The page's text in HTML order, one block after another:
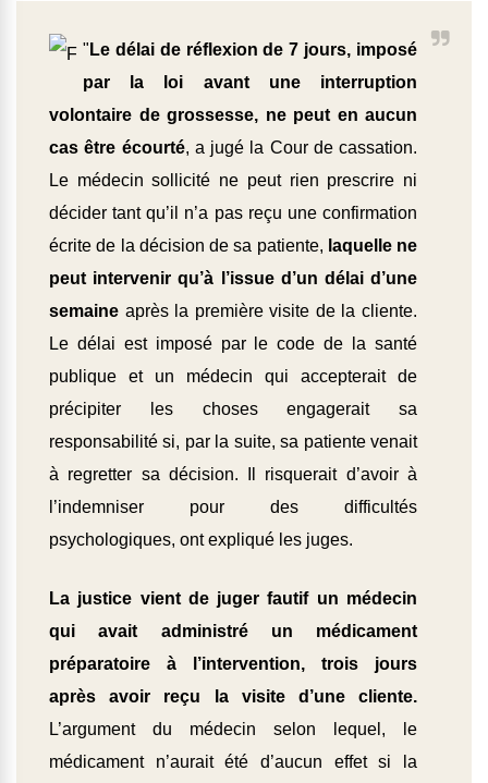
" Le délai de réflexion de 7 jours, imposé
par la loi avant une interruption
volontaire de grossesse, ne peut en aucun
cas être écourté, a jugé la Cour de cassation.
Le médecin sollicité ne peut rien prescrire ni
décider tant qu’il n’a pas reçu une confirmation
écrite de la décision de sa patiente, laquelle ne
peut intervenir qu’à l’issue d’un délai d’une
semaine après la première visite de la cliente.
Le délai est imposé par le code de la santé
publique et un médecin qui accepterait de
précipiter les choses engagerait sa
responsabilité si, par la suite, sa patiente venait
à regretter sa décision. Il risquerait d’avoir à
l’indemniser pour des difficultés
psychologiques, ont expliqué les juges.
La justice vient de juger fautif un médecin
qui avait administré un médicament
préparatoire à l’intervention, trois jours
après avoir reçu la visite d’une cliente.
L’argument du médecin selon lequel, le
médicament n’aurait été d’aucun effet si la